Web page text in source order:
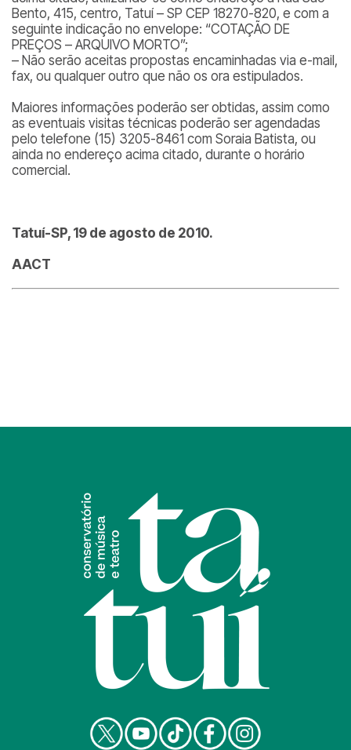
Bento, 415, centro, Tatuí – SP CEP 18270-820, e com a
seguinte indicação no envelope: “COTAÇÃO DE
PREÇOS – ARQUIVO MORTO”;
– Não serão aceitas propostas encaminhadas via e-mail,
fax, ou qualquer outro que não os ora estipulados.
Maiores informações poderão ser obtidas, assim como
as eventuais visitas técnicas poderão ser agendadas
pelo telefone (15) 3205-8461 com Soraia Batista, ou
ainda no endereço acima citado, durante o horário
comercial.
Tatuí-SP, 19 de agosto de 2010.
AACT